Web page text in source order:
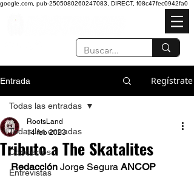
google.com, pub-2505080260247083, DIRECT, f08c47fec0942fa0
Entrada Regístrate
Todas las entradas
Conciertos
Entrevistas
Todas las entradas
Tributo a The Skatalites
RootsLand
14 feb 2023
Redacción Jorge Segura ANCOP